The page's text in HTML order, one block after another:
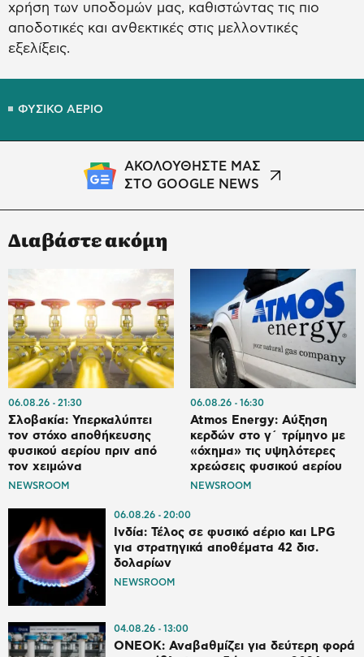
χρήση των υποδομών μας, καθιστώντας τις πιο
αποδοτικές και ανθεκτικές στις μελλοντικές
εξελίξεις.
ΦΥΣΙΚΟ ΑΕΡΙΟ
ΑΚΟΛΟΥΘΗΣΤΕ ΜΑΣ
ΣΤΟ GOOGLE NEWS
Διαβάστε ακόμη
06.08.26 21:30
Σλοβακία: Υπερκαλύπτει
τον στόχο αποθήκευσης
φυσικού αερίου πριν από
τον χειμώνα
NEWSROOM
06.08.26 16:30
Atmos Energy: Αύξηση
κερδών στο γ΄ τρίμηνο με
«όχημα» τις υψηλότερες
χρεώσεις φυσικού αερίου
NEWSROOM
06.08.26 20:00
Ινδία: Τέλος σε φυσικό αέριο και LPG
για στρατηγικά αποθέματα 42 δισ.
δολαρίων
NEWSROOM
04.08.26 13:00
ONEOK: Αναβαθμίζει για δεύτερη φορά